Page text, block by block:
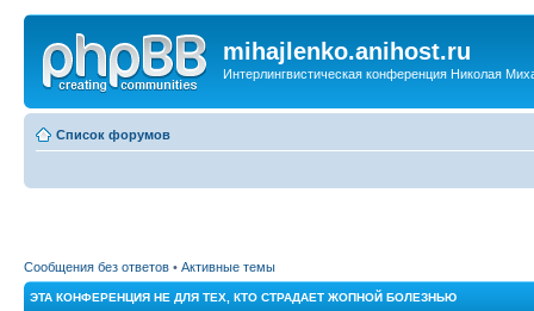
mihajlenko.anihost.ru
Интерлингвистическая конференция Николая
Список форумов
Сообщения без ответов • Активные темы
ЭТА КОНФЕРЕНЦИЯ НЕ ДЛЯ ТЕХ, КТО СТРАДАЕТ ЖОПНОЙ БОЛЕЗНЬЮ